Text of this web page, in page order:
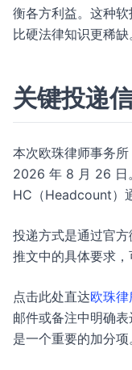
衡各方利益。这种
比硬法律知识更稀缺
关键投递
本次欧珠律师事务
2026 年 8 月 26 日
HC（Headcount）
投递方式是通过官
推文中的具体要求，
点击此处直达欧珠
邮件或备注中明确
是一个重要的加分项